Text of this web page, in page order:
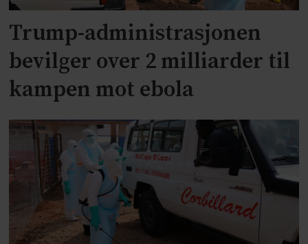
Trump-administrasjonen
bevilger over 2 milliarder til
kampen mot ebola